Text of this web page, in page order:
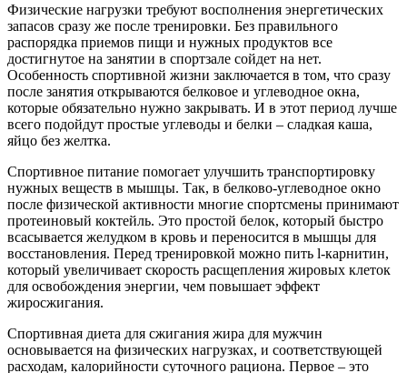
Физические нагрузки требуют восполнения энергетических
запасов сразу же после тренировки. Без правильного
распорядка приемов пищи и нужных продуктов все
достигнутое на занятии в спортзале сойдет на нет.
Особенность спортивной жизни заключается в том, что сразу
после занятия открываются белковое и углеводное окна,
которые обязательно нужно закрывать. И в этот период лучше
всего подойдут простые углеводы и белки – сладкая каша,
яйцо без желтка.
Спортивное питание помогает улучшить транспортировку
нужных веществ в мышцы. Так, в белково-углеводное окно
после физической активности многие спортсмены принимают
протеиновый коктейль. Это простой белок, который быстро
всасывается желудком в кровь и переносится в мышцы для
восстановления. Перед тренировкой можно пить l-карнитин,
который увеличивает скорость расщепления жировых клеток
для освобождения энергии, чем повышает эффект
жиросжигания.
Спортивная диета для сжигания жира для мужчин
основывается на физических нагрузках, и соответствующей
расходам, калорийности суточного рациона. Первое – это